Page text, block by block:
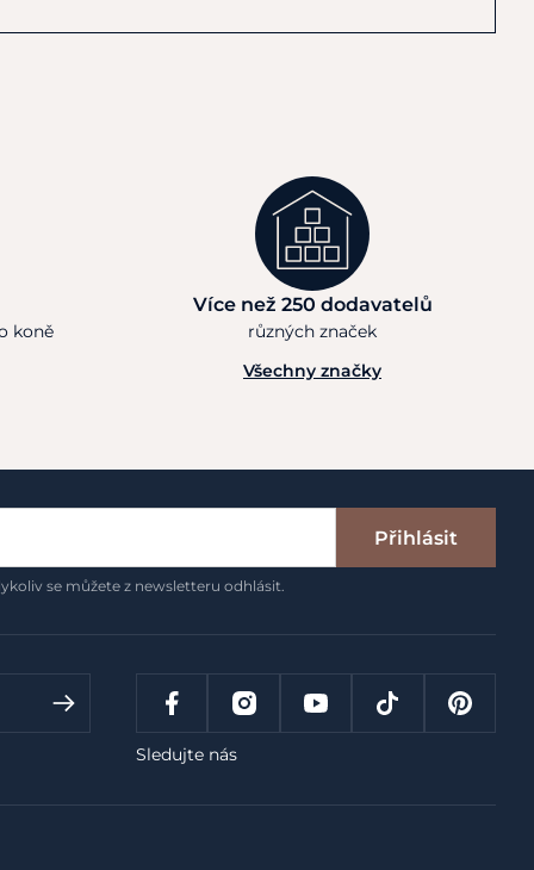
koně
Více než 250 dodavatelů
různých značek
Všechny značky
Přihlásit
se můžete z newsletteru odhlásit.
Sledujte nás